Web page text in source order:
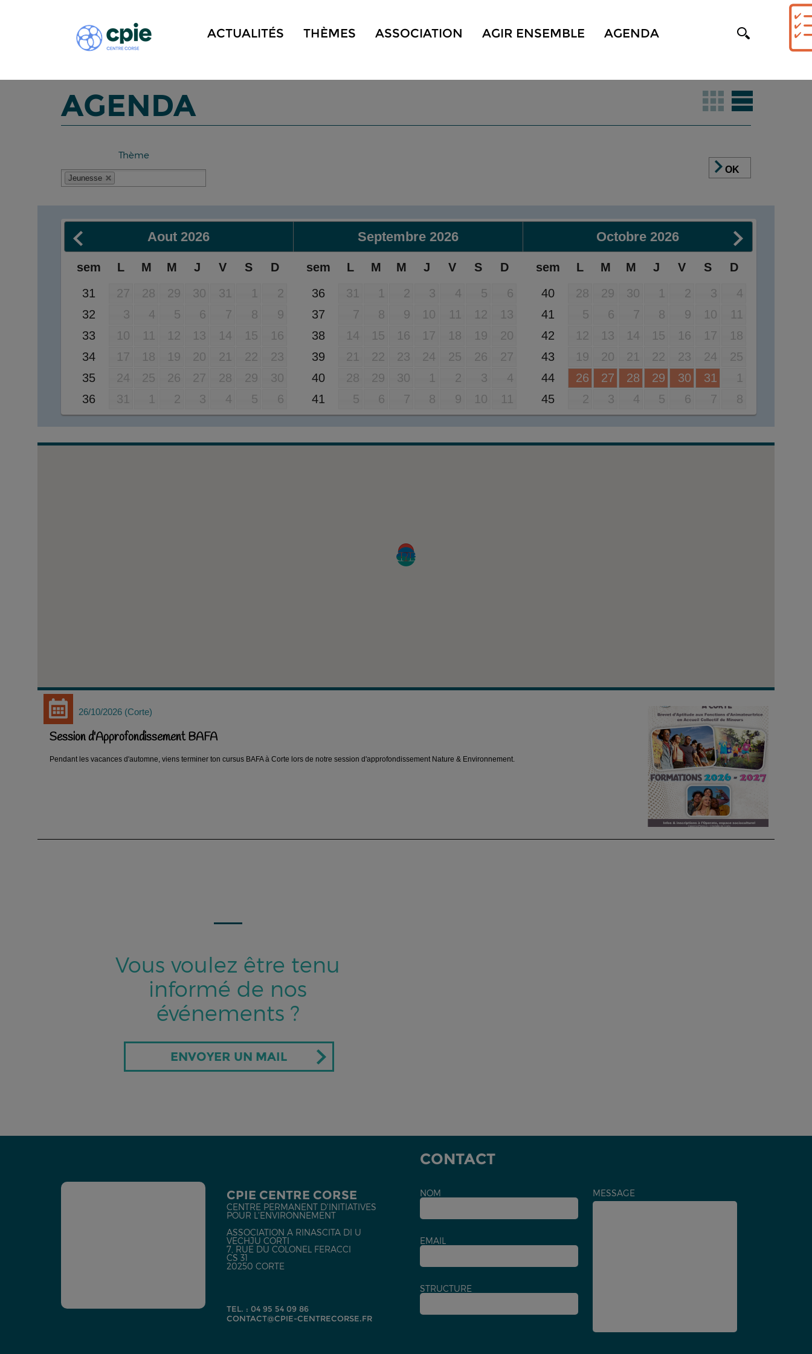
ACTUALITÉS THÈMES ASSOCIATION AGIR ENSEMBLE AGENDA
AGENDA
Thème
Jeunesse
OK
Aout 2026
sem L M M J V S
D
31
27 28 29 30 31 1
2
32
3 4 5 6 7 8
9
33
10 11 12 13 14 15
16
34
17 18 19 20 21 22
23
35
24 25 26 27 28 29
30
36
31 1 2 3 4 5 6
Septembre 2026
sem L M M J V S
D
36
31 1 2 3 4 5
6
37
7 8 9 10 11 12
13
38
14 15 16 17 18 19
20
39
21 22 23 24 25 26
27
40
28 29 30 1 2 3
4
41
5 6 7 8 9 10 11
Octobre 2026
sem L M M J V S
D
40
28 29 30 1 2 3
4
41
5 6 7 8 9 10
11
42
12 13 14 15 16 17
18
43
19 20 21 22 23 24
25
44
26 27 28 29 30 31
1
45
2 3 4 5 6 7 8
26/10/2026 Corte
Session d'Approfondissement BAFA
Pendant les vacances d'automne, viens terminer ton cursus BAFA à Corte lors de notre session d'approfondissement Nature & Environnement.
Vous voulez être tenu
informé de nos
événements ?
ENVOYER UN MAIL
CPIE CENTRE CORSE
CENTRE PERMANENT D'INITIATIVES
POUR L'ENVIRONNEMENT
ASSOCIATION A RINASCITA DI U
VECHJU CORTI
7, RUE DU COLONEL FERACCI
CS 31
20250 CORTE
TEL. : 04 95 54 09 86
CONTACT@CPIE-CENTRECORSE.FR
CONTACT
NOM
EMAIL
STRUCTURE
MESSAGE